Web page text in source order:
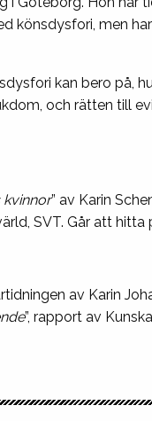
könsdysfori, men
kan bero på,
och rätten till
kvinnor” av Karin
SVT. Går att hitta
av Karin
”, rapport av